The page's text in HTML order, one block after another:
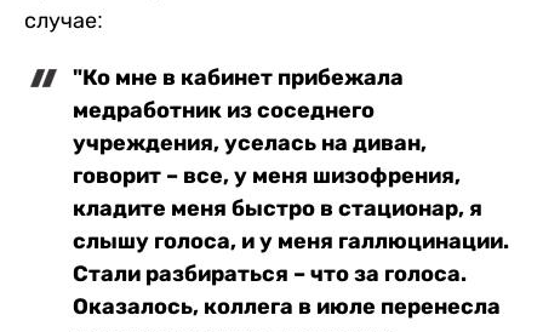
случае:
"Ко мне в кабинет прибежала
медработник из соседнего
учреждения, уселась на диван,
говорит – все, у меня шизофрения,
кладите меня быстро в стационар, я
слышу голоса, и у меня галлюцинации.
Стали разбираться – что за голоса.
Оказалось, коллега в июле перенесла